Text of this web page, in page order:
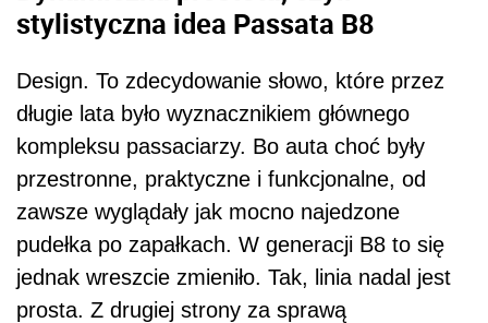
stylistyczna idea Passata B8
Design. To zdecydowanie słowo, które przez
długie lata było wyznacznikiem głównego
kompleksu passaciarzy. Bo auta choć były
przestronne, praktyczne i funkcjonalne, od
zawsze wyglądały jak mocno najedzone
pudełka po zapałkach. W generacji B8 to się
jednak wreszcie zmieniło. Tak, linia nadal jest
prosta. Z drugiej strony za sprawą